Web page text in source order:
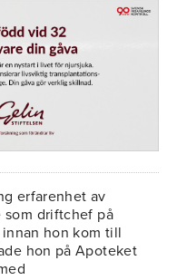
erfarenhet av
som driftchef på
hon kom till
hon på Apoteket